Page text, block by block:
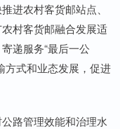
进农村客货邮站点、
村客货邮融合发展适
递服务“最后一公
方式和业态发展，促进
路管理效能和治理水